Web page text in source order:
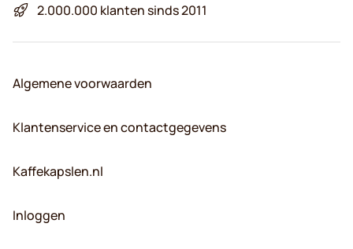
2.000.000 klanten sinds 2011
Algemene voorwaarden
Klantenservice en contactgegevens
Kaffekapslen.nl
Inloggen